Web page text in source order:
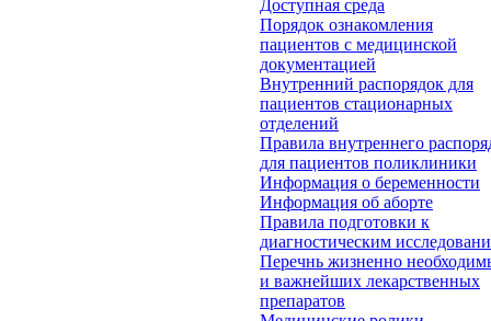
Доступная среда
Порядок ознакомления
пациентов с медицинской
документацией
Внутренний распорядок для
пациентов стационарных
отделений
Правила внутреннего
для пациентов поликлиники
Информация о беременности
Информация об аборте
Правила подготовки к
диагностическим
Перечнь жизненно
и важнейших лекарственных
препаратов